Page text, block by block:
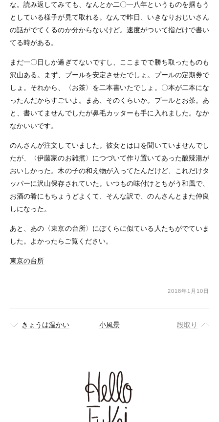
な。読み返してみても、なんとか二〇一八年というものを掴もう
としている様子が見て取れる。なんで昨日、いきなりおじいさん
の話がでてくるのか分からないけど。速度がついて指だけで書い
てる時がある。
まだ一〇日しか過ぎてないですし、ここまでで勝ち取ったものも
沢山ある。まず、プールを安定させたでしょ。プールの定期券で
しょ。それから、〈お茶〉を二本書いたでしょ。〇本が二本にな
ったんだからすごいよ。まあ、そのくらいか。プールとお茶。あ
と、書いてませんでしたが鼻毛カッターも手に入れました。なか
なかいいです。
のんさんが注文していました。彼女とは口を聞いていませんでし
たが、〈伊藤家のお雑煮〉につづいて作り置いてあった酸辣湯が
おいしかった。木の子の和え物が入ってたんだけど、これだけタ
ッパーに沢山保存されていた。いつもの味付けとちがう和風で、
お酒の肴にもちょうどよくて、そんな訳で、のんさんとまた仲良
しになった。
あと、あの〈東京の台所〉にぼくらに似ている人たちがでていま
した。よかったらご覧ください。
東京の台所
2018年1月10日
きょうは温かい 小風景 段取り